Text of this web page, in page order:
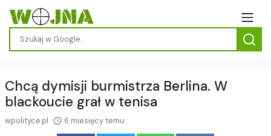
Chcą dymisji burmistrza Berlina. W
blackoucie grał w tenisa
wpolityce.pl 6 miesięcy temu